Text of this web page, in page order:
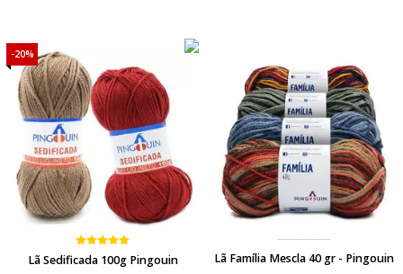
Lã Sedificada 100g Pingouin
20%
Lã Família Mescla 40 gr - Pingouin